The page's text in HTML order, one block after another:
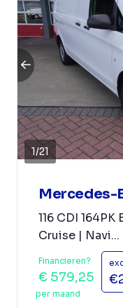
1/21
Mercedes-
116 CDI
Cruise | Navi...
Financieren?
€ 579,25
per maand